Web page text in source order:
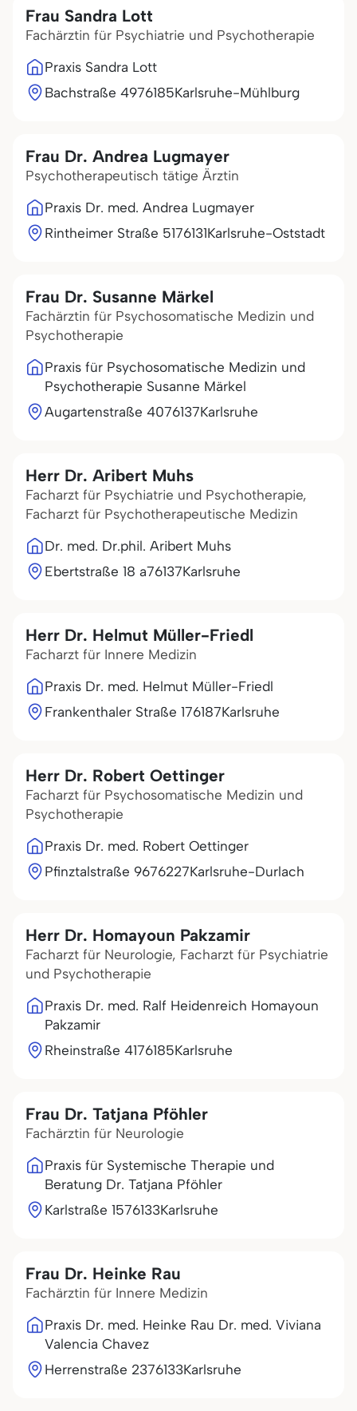
Frau Sandra Lott
Fachärztin für Psychiatrie und Psychotherapie
Praxis Sandra Lott
Bachstraße 4976185Karlsruhe-Mühlburg
Frau Dr. Andrea Lugmayer
Psychotherapeutisch tätige Ärztin
Praxis Dr. med. Andrea Lugmayer
Rintheimer Straße 5176131Karlsruhe-Oststadt
Frau Dr. Susanne Märkel
Fachärztin für Psychosomatische Medizin und
Psychotherapie
Praxis für Psychosomatische Medizin und
Psychotherapie Susanne Märkel
Augartenstraße 4076137Karlsruhe
Herr Dr. Aribert Muhs
Facharzt für Psychiatrie und Psychotherapie,
Facharzt für Psychotherapeutische Medizin
Dr. med. Dr.phil. Aribert Muhs
Ebertstraße 18 a76137Karlsruhe
Herr Dr. Helmut Müller-Friedl
Facharzt für Innere Medizin
Praxis Dr. med. Helmut Müller-Friedl
Frankenthaler Straße 176187Karlsruhe
Herr Dr. Robert Oettinger
Facharzt für Psychosomatische Medizin und
Psychotherapie
Praxis Dr. med. Robert Oettinger
Pfinztalstraße 9676227Karlsruhe-Durlach
Herr Dr. Homayoun Pakzamir
Facharzt für Neurologie, Facharzt für Psychiatrie
und Psychotherapie
Praxis Dr. med. Ralf Heidenreich Homayoun
Pakzamir
Rheinstraße 4176185Karlsruhe
Frau Dr. Tatjana Pföhler
Fachärztin für Neurologie
Praxis für Systemische Therapie und
Beratung Dr. Tatjana Pföhler
Karlstraße 1576133Karlsruhe
Frau Dr. Heinke Rau
Fachärztin für Innere Medizin
Praxis Dr. med. Heinke Rau Dr. med. Viviana
Valencia Chavez
Herrenstraße 2376133Karlsruhe